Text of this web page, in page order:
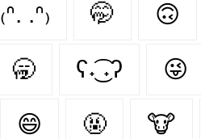
₍ᐢ. .ᐢ₎ 🤭 🙃
🥱 ʕ˖͜͡ ˖ʔ 😜
😄 🤬 🐮